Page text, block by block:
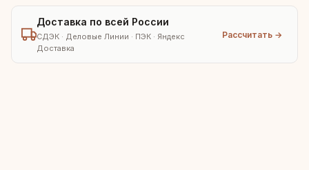
Доставка по всей России
СДЭК · Деловые Линии · ПЭК · Яндекс
Доставка
Рассчитать →